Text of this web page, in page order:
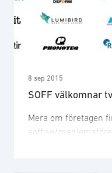
kostnadsfritt och
föreningen med att
juridiska frågor i
ramavtalet finns att
8 sep 2015
SOFF välkomnar
Mera om företagen
soff.se/